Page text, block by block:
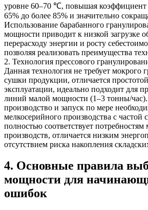
уровне 60–70 ℃, повышая коэффициент
65% до более 85% и значительно
Использование барабанного
мощности приводит к низкой загрузке
перерасходу энергии и росту
позволяя реализовать преимущества
2. Технология прессового
Данная технология не требует мокрого
сушки продукции, отличается
эксплуатации, идеально подходит для
линий малой мощности (1–3 тонны/час).
производство и запуск по мере
мелкосерийного производства с частой
полностью соответствует
производств, отличается низким
отсутствием риска накопления
4. Основные правила
мощности для
ошибок